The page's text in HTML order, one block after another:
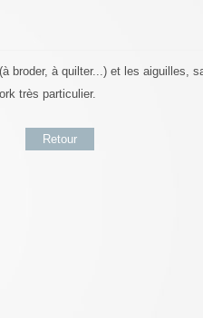
broder, à quilter...) et les aiguilles,
très particulier.
Retour